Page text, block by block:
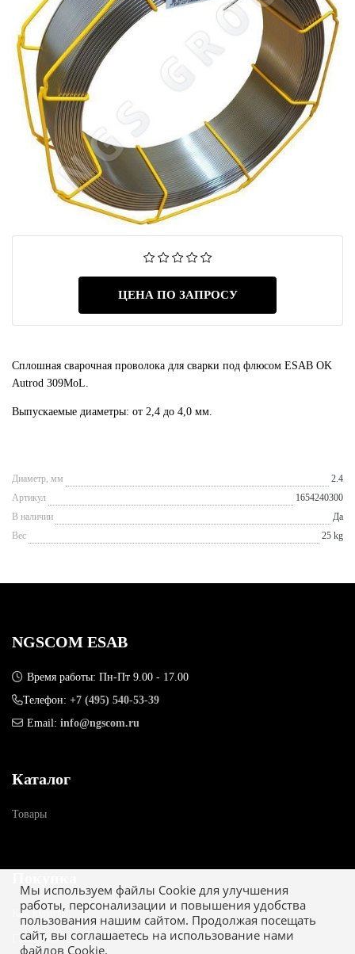
ЦЕНА ПО ЗАПРОСУ
Сплошная сварочная проволока для сварки под флюсом ESAB OK
Autrod 309MoL.
Выпускаемые диаметры: от 2,4 до 4,0 мм.
Диаметр, мм
2.4
Артикул
1654240300
В наличии
Да
Вес
25 kg
Мы используем файлы Cookie для улучшения
работы, персонализации и повышения удобства
пользования нашим сайтом. Продолжая посещать
сайт, вы соглашаетесь на использование нами
файлов Cookie.
NGSCOM ESAB
Время работы: Пн-Пт 9.00 - 17.00
Телефон: +7 (495) 540-53-39
Email: info@ngscom.ru
Каталог
Товары
Как купить
Гарантия